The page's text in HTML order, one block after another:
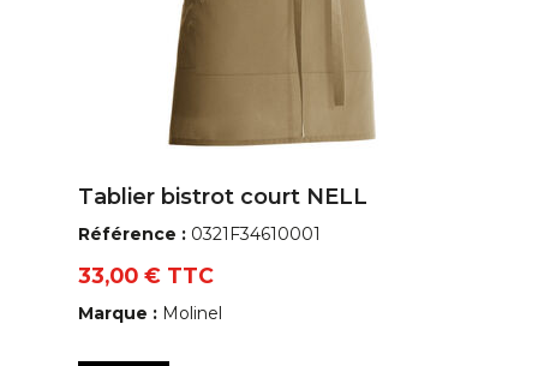
Tablier bistrot court NELL
Référence : 0321F34610001
33,00 € TTC
Marque : Molinel